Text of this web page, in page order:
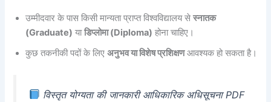
उम्मीदवार के पास किसी मान्यता प्राप्त विश्वविद्यालय सेस्नातक
(Graduate) याडिप्लोमा (Diploma) होना चाहिए।
कुछ तकनीकी पदों के लिएअनुभव या विशेष प्रशिक्षणआवश्यक हो सकता है।
विस्तृत योग्यता की जानकारी आधिकारिक अधिसूचना PDF